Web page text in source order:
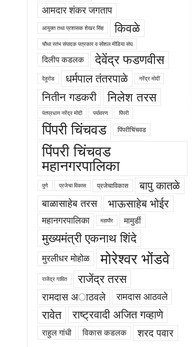
आमदार शंकर जगताप
आयुक्त तथा प्रशासक शेखर सिंह किवळे
चौथा स्तंभ संपादक पत्रकार व सोशल मीडिया संघ
दिलीप कडलक देवेंद्र फडणवीस
देहुरोड धर्मपाल तंतरपाळे नरेंद्र मोदीं
नितीन गडकरी निलेश तरस
पंतप्रधान नरेंद्र मोदी पर्यावरण पिंपरी
पिंपरी चिंचवड पिंपरीचिंचवड
पिंपरी चिंचवड
महानगरपालिका
पुणे प्रजेचा विकास प्रजेचाविकास बापु कातळे
बाळासाहेब तरस भाऊसाहेब भोईर
महानगरपालिका महापौर मामुर्डी
मुख्यमंत्री एकनाथ शिंदे
मुरलीधर मोहोळ मोरेश्वर भोंडवे
राजेंद्र गावित राजेंद्र तरस
रामदास अाठवले रामदास आठवले
रावेत राष्ट्रवादी अजित गव्हाणे
राहुल गांधी विकास कडलक शरद पवार